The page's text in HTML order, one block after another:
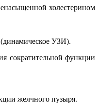
холестерином
(динамическое УЗИ).
сократительной функции
желчного пузыря.